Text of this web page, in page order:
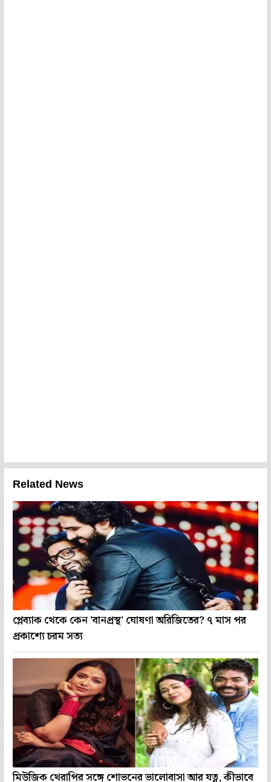
Related News
প্লেব্যাক থেকে কেন 'বানপ্রস্থ' ঘোষণা অরিজিতের? ৭ মাস পর
প্রকাশ্যে চরম সত্য
মিউজিক থেরাপির সঙ্গে শোভনের ভালোবাসা আর যত্ন, কীভাবে